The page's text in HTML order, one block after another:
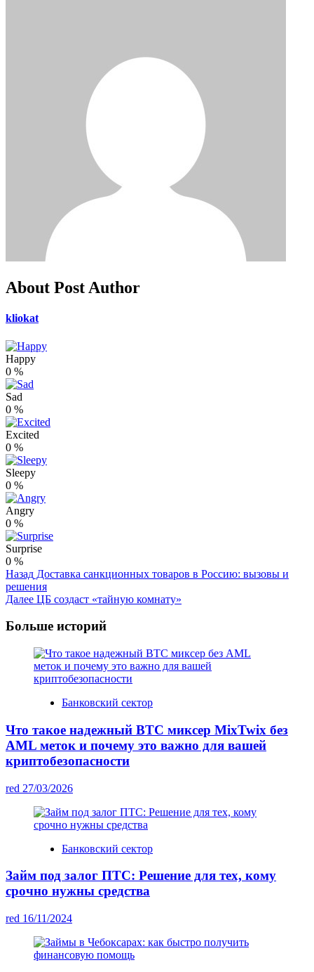
About Post Author
kliokat
Happy
0 %
Sad
0 %
Excited
0 %
Sleepy
0 %
Angry
0 %
Surprise
0 %
Post
Navigation
Назад Доставка санкционных товаров в Россию: вызовы и
решения
Далее ЦБ создаст «тайную комнату»
Больше историй
Банковский сектор
Что такое надежный BTC миксер MixTwix без
AML меток и почему это важно для вашей
криптобезопасности
red 27/03/2026
Банковский сектор
Займ под залог ПТС: Решение для тех, кому
срочно нужны средства
red 16/11/2024